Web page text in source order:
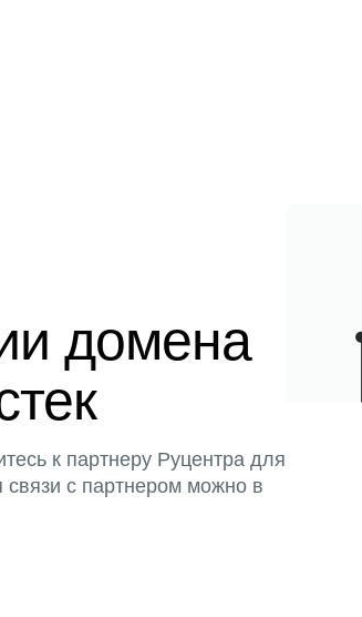
домена
к партнеру Руцентра для
связи с партнером можно в